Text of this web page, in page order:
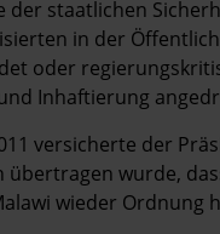
der staatlichen
in der
oder
Inhaftierung
versicherte der
übertragen wurde,
wieder Ordnung